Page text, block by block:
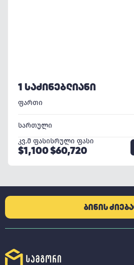
1 ᲡᲐᲫᲘᲜᲔᲑᲚᲘᲐᲜᲘ
ფართი
სართული
კვ.მ ფასი
$1,100
სრული ფასი
$60,720
ᲑᲘᲜᲘᲡ ᲫᲘᲔᲑᲐ